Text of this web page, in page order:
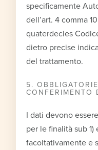
specificamente
dell’art. 4 comma
quaterdecies
dietro precise
del trattamento.
5.
CONFERIMENTO
I dati devono
per le finalità sub
facoltativamente e